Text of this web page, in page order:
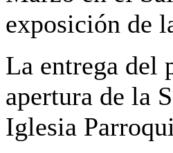
exposición de
La entrega del
apertura de la
Iglesia